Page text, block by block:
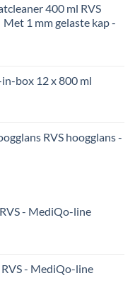
400 ml RVS
1 mm gelaste kap -
box 12 x 800 ml
RVS hoogglans -
- MediQo-line
- MediQo-line